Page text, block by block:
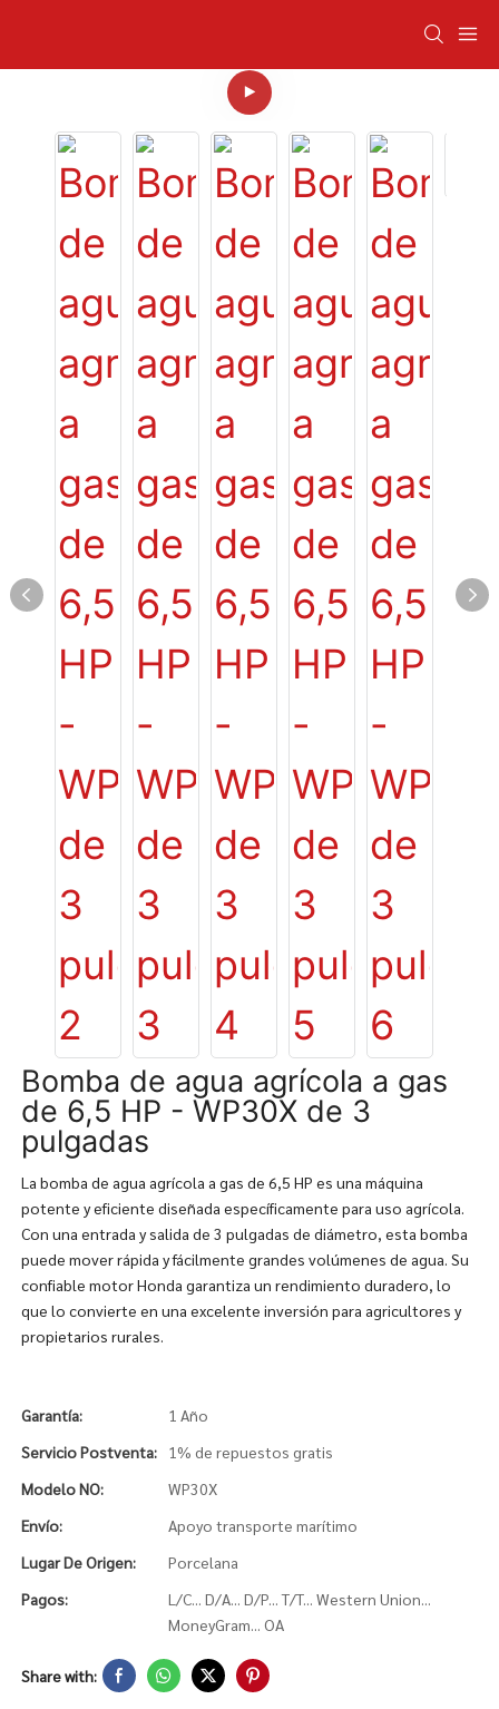
Bomba de agua agrícola a gas
de 6,5 HP - WP30X de 3
pulgadas
La bomba de agua agrícola a gas de 6,5 HP es una máquina
potente y eficiente diseñada específicamente para uso agrícola.
Con una entrada y salida de 3 pulgadas de diámetro, esta bomba
puede mover rápida y fácilmente grandes volúmenes de agua. Su
confiable motor Honda garantiza un rendimiento duradero, lo
que lo convierte en una excelente inversión para agricultores y
propietarios rurales.
Garantía:
1 Año
Servicio Postventa:
1% de repuestos gratis
Modelo NO:
WP30X
Envío:
Apoyo transporte marítimo
Lugar De Origen:
Porcelana
Pagos:
L/C... D/A... D/P... T/T... Western Union...
MoneyGram... OA
Share with: